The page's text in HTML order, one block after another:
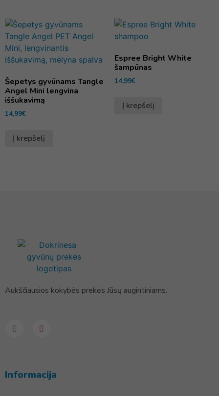
Šepetys gyvūnams Tangle
Angel Mini lengvina
iššukavimą
14,99€
Į krepšelį
Espree Bright White
šampūnas
14,99€
Į krepšelį
Aukščiausios kokybės prekės Jūsų augintiniams.
Informacija